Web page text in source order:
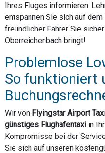
Ihres Fluges informieren.
entspannen Sie sich auf
freundlicher Fahrer Sie
Oberreichenbach bringt!
Problemlose
So funktioniert
Wir von Flyingstar Airport Taxi
günstiges Flughafentaxi in
Kompromisse bei der
Sie sich auf unseren